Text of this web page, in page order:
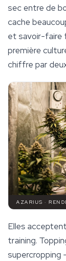
sec entre de
cache
et savoir-faire
première
chiffre par
AZARIUS ·
Elles
training.
supercropping